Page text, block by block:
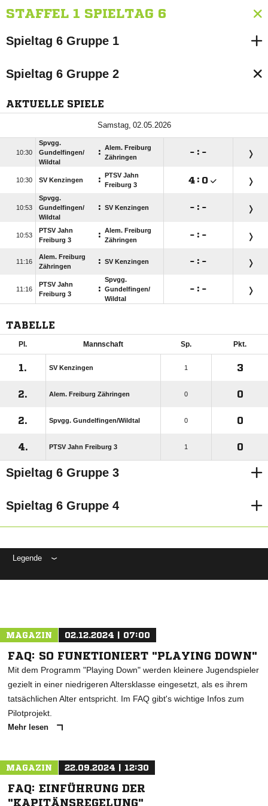
STAFFEL 1 SPIELTAG 6
Spieltag 6 Gruppe 1
Spieltag 6 Gruppe 2
AKTUELLE SPIELE
 

Spvgg.
Gundelfingen/​
Wildtal
: Alem. Freiburg
Zähringen
 : 
 SV Kenzingen : PTSV Jahn
Freiburg 3
 : 

Spvgg.
Gundelfingen/​
Wildtal
: SV Kenzingen  : 

PTSV Jahn
Freiburg 3
: Alem. Freiburg
Zähringen
 : 

Alem. Freiburg
Zähringen
: SV Kenzingen  : 

PTSV Jahn
Freiburg 3
:
Spvgg.
Gundelfingen/​
Wildtal
 : 
TABELLE
Pl. Mannschaft Sp. Pkt.
1. SV Kenzingen 1 3
2. Alem. Freiburg Zähringen 0 0
2. Spvgg. Gundelfingen/​Wildtal 0 0
4. PTSV Jahn Freiburg 3 1 0
Spieltag 6 Gruppe 3
Spieltag 6 Gruppe 4
Legende
MAGAZIN 02.12.2024 | 07:00
FAQ: SO FUNKTIONIERT "PLAYING DOWN"
Mit dem Programm "Playing Down" werden kleinere Jugendspieler
gezielt in einer niedrigeren Altersklasse eingesetzt, als es ihrem
tatsächlichen Alter entspricht. Im FAQ gibt's wichtige Infos zum
Pilotprojekt.
Mehr lesen
MAGAZIN 22.09.2024 | 12:30
FAQ: EINFÜHRUNG DER
"KAPITÄNSREGELUNG"